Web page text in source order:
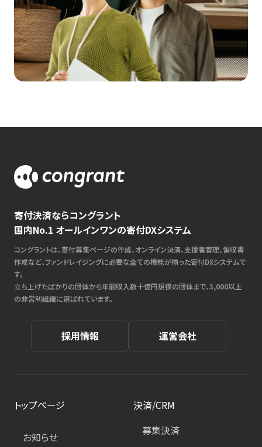
寄付決済ならコングラント
国内No.1 オールインワンの寄付DXシステム
コングラントは、寄付募集ページの作成、オンライン決済、支援者管理、領収書
作成など、ファンドレイジングに必要な全ての機能が揃った寄付DXシステムで
す。
立ち上げたばかりの団体から年間収入数十億円規模の団体まで、3,000以上
の非営利組織に選ばれています。
採用情報 運営会社
トップページ
お知らせ
決済/CRM
募集決済